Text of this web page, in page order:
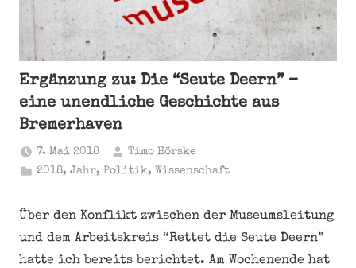
Ergänzung zu: Die “Seute Deern” –
eine unendliche Geschichte aus
Bremerhaven
7. Mai 2018
Timo Hörske
2018,Jahr,Politik, Wissenschaft
Über den Konflikt zwischen der Museumsleitung
und dem Arbeitskreis “Rettet die Seute Deern”
hatte ich bereits berichtet. Am Wochenende hat